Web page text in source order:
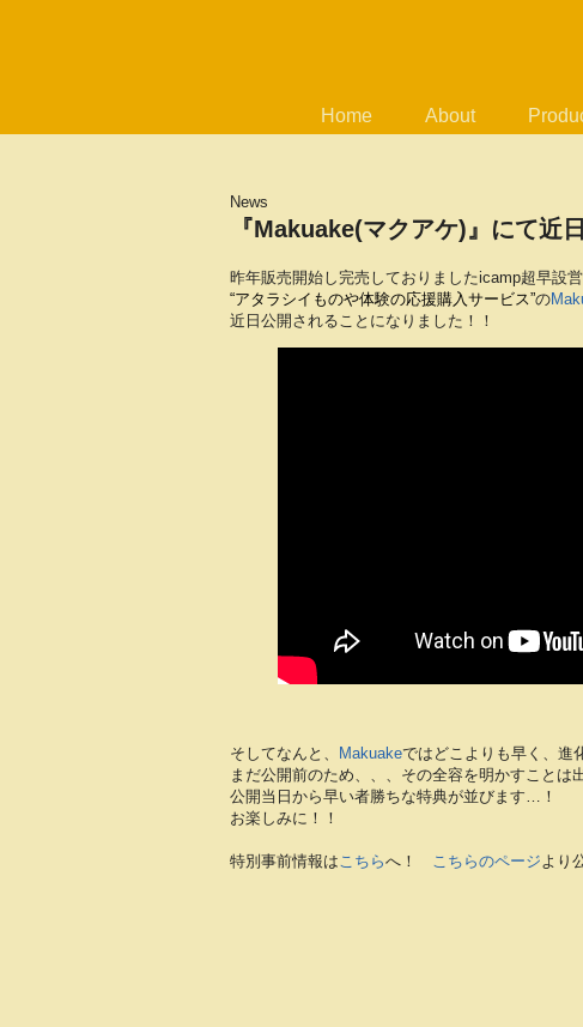
Home About
News
『Makuake(マクアケ)』にて近
昨年販売開始し完売しておりましたicamp超早設
“アタラシイものや体験の応援購入サービス”の
近日公開 されることになりました！！
そしてなんと、 Makuakeではどこよりも早く、進
まだ公開前のため、、、その全容を明かすことは
公開当日から早い者勝ちな特典が並びます…！
お楽しみに！！
特別事前情報はこちらへ！ こちらのページより